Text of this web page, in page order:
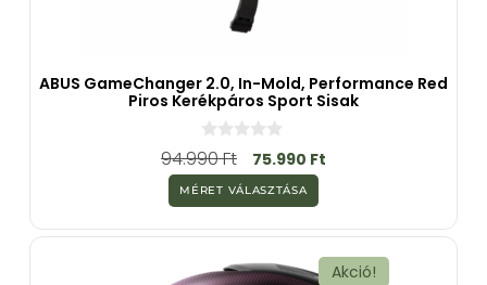
ABUS GameChanger 2.0, In-Mold, Performance Red
Piros Kerékpáros Sport Sisak
0
a
5
-
b
ő
94.990Ft 75.990 Ft
MÉRET VÁLASZTÁSA
Akció!